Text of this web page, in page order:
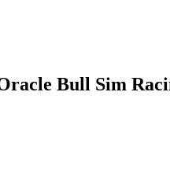
Bull Sim